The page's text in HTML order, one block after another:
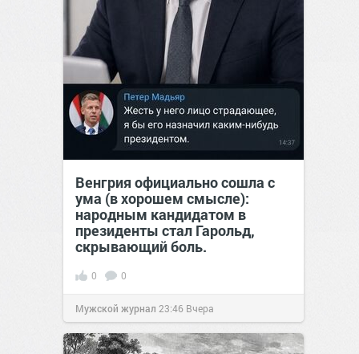
Венгрия официально сошла с
ума (в хорошем смысле):
народным кандидатом в
президенты стал Гарольд,
скрывающий боль.
0 0
Мужской журнал 23:46 Вчера